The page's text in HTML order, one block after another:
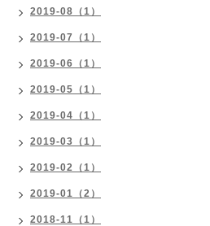
2019-08（1）
2019-07（1）
2019-06（1）
2019-05（1）
2019-04（1）
2019-03（1）
2019-02（1）
2019-01（2）
2018-11（1）